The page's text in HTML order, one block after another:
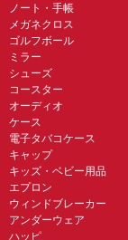
ノート・手帳
メガネクロス
ゴルフボール
ミラー
シューズ
コースター
オーディオ
ケース
電子タバコケース
キャップ
キッズ・ベビー用品
エプロン
ウィンドブレーカー
アンダーウェア
ハッピ